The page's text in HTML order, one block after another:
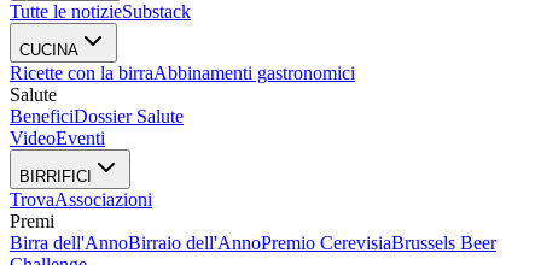
Tutte le notizieSubstack
CUCINA
Ricette con la birraAbbinamenti gastronomici
Salute
BeneficiDossier Salute
VideoEventi
BIRRIFICI
TrovaAssociazioni
Premi
Birra dell'AnnoBirraio dell'AnnoPremio CerevisiaBrussels Beer